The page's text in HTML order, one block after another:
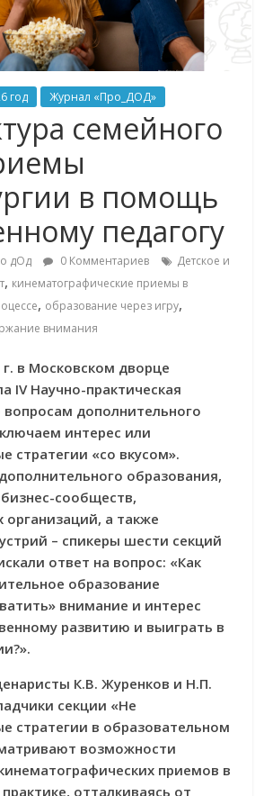
год Журнал «Про_ДОД»
семейного
в помощь
педагогу
дОд 0 Комментариев
Детское и
, кинематографические приемы в
, образование через игру,
внимания
г. в Московском дворце
IV Научно-практическая
дополнительного
интерес или
стратегии «со вкусом».
образования,
сообществ,
организаций, а также
– спикеры шести секций
ответ на вопрос: «Как
образование
внимание и интерес
развитию и выиграть в
К.В. Журенков и Н.П.
секции «Не
стратегии в образовательном
возможности
приемов в
отталкиваясь от